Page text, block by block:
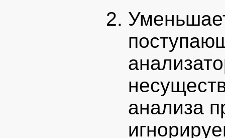
анализа